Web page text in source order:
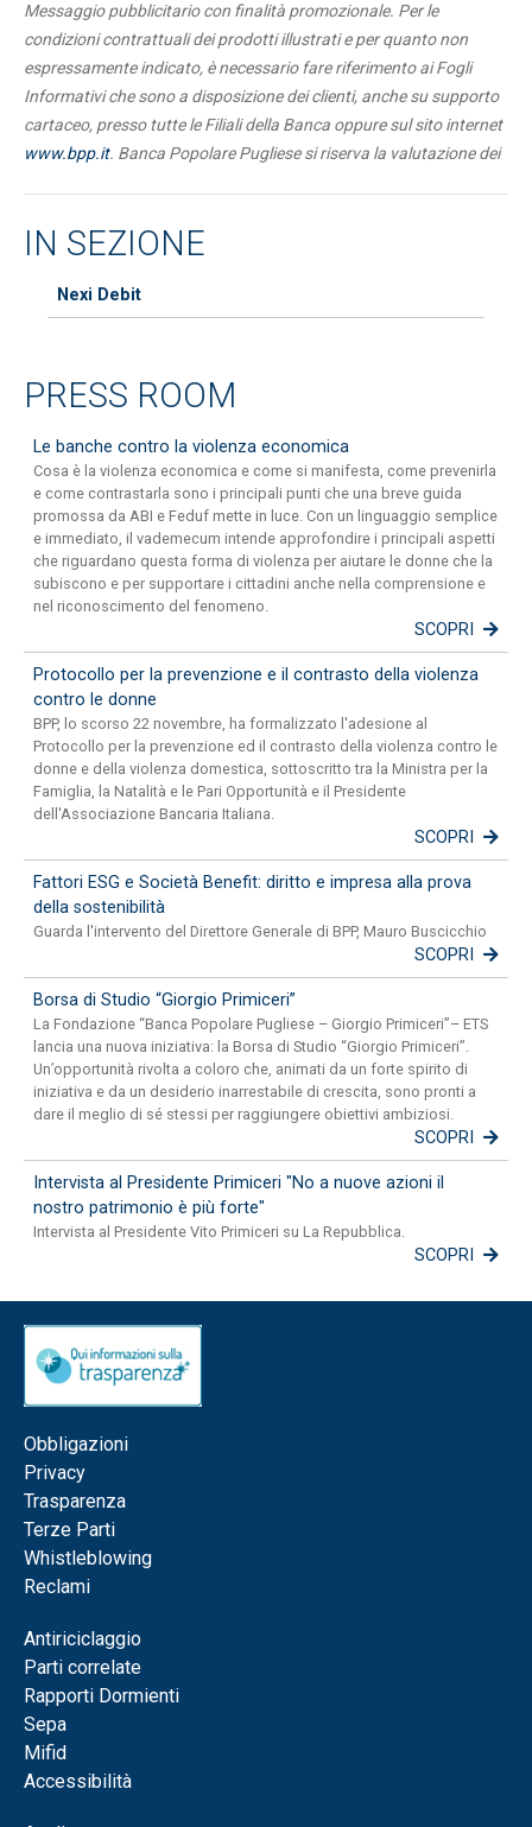
Messaggio pubblicitario con finalità promozionale. Per le
condizioni contrattuali dei prodotti illustrati e per quanto non
espressamente indicato, è necessario fare riferimento ai Fogli
Informativi che sono a disposizione dei clienti, anche su supporto
cartaceo, presso tutte le Filiali della Banca oppure sul sito internet
www.bpp.it. Banca Popolare Pugliese si riserva la valutazione dei
IN SEZIONE
Nexi Debit
PRESS ROOM
Le banche contro la violenza economica
Cosa è la violenza economica e come si manifesta, come prevenirla
e come contrastarla sono i principali punti che una breve guida
promossa da ABI e Feduf mette in luce. Con un linguaggio semplice
e immediato, il vademecum intende approfondire i principali aspetti
che riguardano questa forma di violenza per aiutare le donne che la
subiscono e per supportare i cittadini anche nella comprensione e
nel riconoscimento del fenomeno.
SCOPRI
Protocollo per la prevenzione e il contrasto della violenza
contro le donne
BPP, lo scorso 22 novembre, ha formalizzato l'adesione al
Protocollo per la prevenzione ed il contrasto della violenza contro le
donne e della violenza domestica, sottoscritto tra la Ministra per la
Famiglia, la Natalità e le Pari Opportunità e il Presidente
dell'Associazione Bancaria Italiana.
SCOPRI
Fattori ESG e Società Benefit: diritto e impresa alla prova
della sostenibilità
Guarda l'intervento del Direttore Generale di BPP, Mauro Buscicchio
SCOPRI
Borsa di Studio “Giorgio Primiceri”
La Fondazione “Banca Popolare Pugliese – Giorgio Primiceri”– ETS
lancia una nuova iniziativa: la Borsa di Studio “Giorgio Primiceri”.
Un’opportunità rivolta a coloro che, animati da un forte spirito di
iniziativa e da un desiderio inarrestabile di crescita, sono pronti a
dare il meglio di sé stessi per raggiungere obiettivi ambiziosi.
SCOPRI
Intervista al Presidente Primiceri "No a nuove azioni il
nostro patrimonio è più forte"
Intervista al Presidente Vito Primiceri su La Repubblica.
SCOPRI
Obbligazioni
Privacy
Trasparenza
Terze Parti
Whistleblowing
Reclami
Antiriciclaggio
Parti correlate
Rapporti Dormienti
Sepa
Mifid
Accessibilità